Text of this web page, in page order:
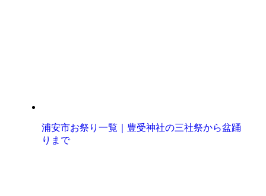
浦安市お祭り一覧｜豊受神社の三社祭から盆踊
りまで